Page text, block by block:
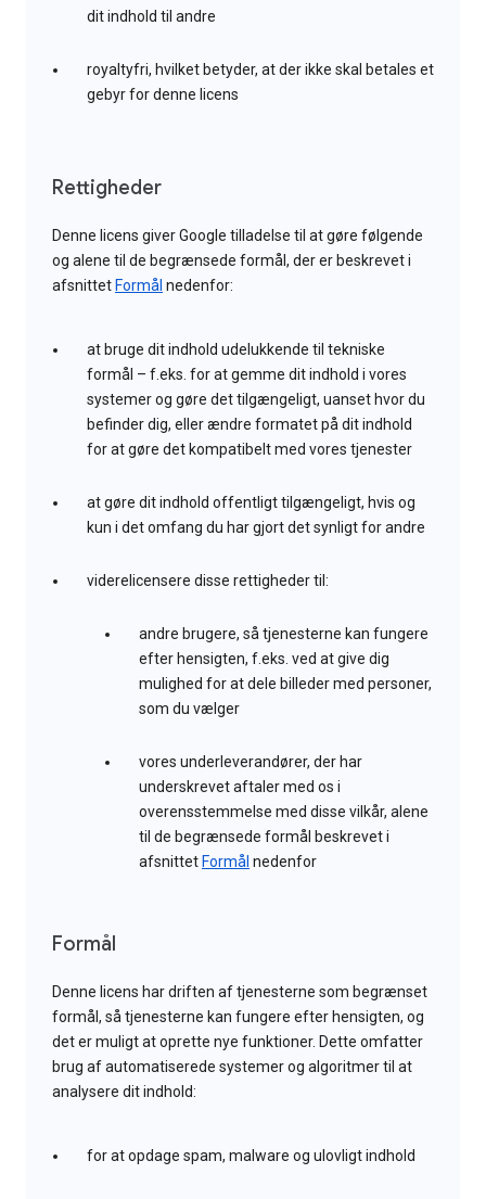
dit indhold til andre
royaltyfri, hvilket betyder, at der ikke skal betales et
gebyr for denne licens
Rettigheder
Denne licens giver Google tilladelse til at gøre følgende
og alene til de begrænsede formål, der er beskrevet i
afsnittet Formål nedenfor:
at bruge dit indhold udelukkende til tekniske
formål – f.eks. for at gemme dit indhold i vores
systemer og gøre det tilgængeligt, uanset hvor du
befinder dig, eller ændre formatet på dit indhold
for at gøre det kompatibelt med vores tjenester
at gøre dit indhold offentligt tilgængeligt, hvis og
kun i det omfang du har gjort det synligt for andre
viderelicensere disse rettigheder til:
andre brugere, så tjenesterne kan fungere
efter hensigten, f.eks. ved at give dig
mulighed for at dele billeder med personer,
som du vælger
vores underleverandører, der har
underskrevet aftaler med os i
overensstemmelse med disse vilkår, alene
til de begrænsede formål beskrevet i
afsnittet Formål nedenfor
Formål
Denne licens har driften af tjenesterne som begrænset
formål, så tjenesterne kan fungere efter hensigten, og
det er muligt at oprette nye funktioner. Dette omfatter
brug af automatiserede systemer og algoritmer til at
analysere dit indhold:
for at opdage spam, malware og ulovligt indhold